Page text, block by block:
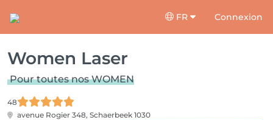
FR Connexion
Women Laser
Pour toutes nos WOMEN
48
avenue Rogier 348, Schaerbeek 1030